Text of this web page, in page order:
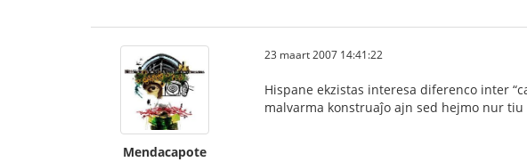
Mendacapote
23 maart 2007 14:41:22
Hispane ekzistas interesa diferenco inter
malvarma konstruaĵo ajn sed hejmo nur tiu